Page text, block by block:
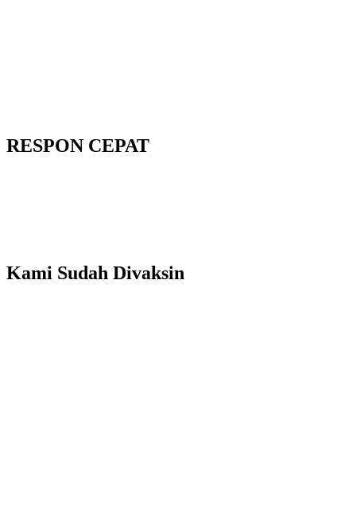
RESPON CEPAT
Kami Sudah Divaksin